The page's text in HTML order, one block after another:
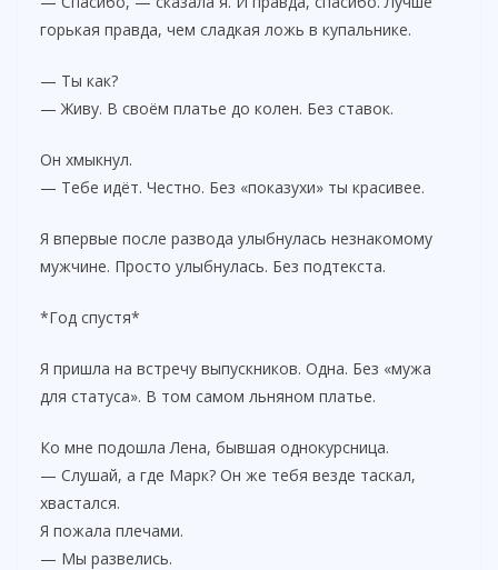
горькая правда, чем сладкая ложь в купальнике.
— Ты как?
— Живу. В своём платье до колен. Без ставок.
Он хмыкнул.
— Тебе идёт. Честно. Без «показухи» ты красивее.
Я впервые после развода улыбнулась незнакомому
мужчине. Просто улыбнулась. Без подтекста.
*Год спустя*
Я пришла на встречу выпускников. Одна. Без «мужа
для статуса». В том самом льняном платье.
Ко мне подошла Лена, бывшая однокурсница.
— Слушай, а где Марк? Он же тебя везде таскал,
хвастался.
Я пожала плечами.
— Мы развелись.